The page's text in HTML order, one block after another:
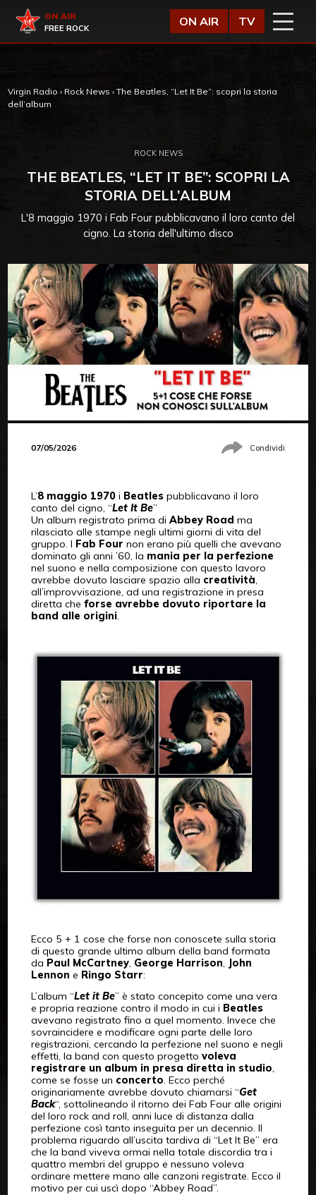
Virgin Radio
ON AIR
FREE ROCK
ON AIR TV
Virgin Radio › Rock News › The Beatles, “Let It Be”: scopri la storia
dell’album
ROCK NEWS
THE BEATLES, “LET IT BE”: SCOPRI LA
STORIA DELL’ALBUM
L'8 maggio 1970 i Fab Four pubblicavano il loro canto del
cigno. La storia dell'ultimo disco
07/05/2026 Condividi
L’8 maggio 1970i Beatlespubblicavano il loro
canto del cigno, “Let It Be”
Un album registrato prima di Abbey Road ma
rilasciato alle stampe negli ultimi giorni di vita del
gruppo. I Fab Four non erano più quelli che avevano
dominato gli anni ’60, la mania per la perfezione
nel suono e nella composizione con questo lavoro
avrebbe dovuto lasciare spazio alla creatività,
all’improvvisazione, ad una registrazione in presa
diretta che forse avrebbe dovuto riportare la
band alle origini.
Ecco 5 + 1 cose che forse non conoscete sulla storia
di questo grande ultimo album della band formata
da Paul McCartney, George Harrison, John
Lennon e Ringo Starr:
L’album “Let it Be” è stato concepito come una vera
e propria reazione contro il modo in cui i Beatles
avevano registrato fino a quel momento. Invece che
sovraincidere e modificare ogni parte delle loro
registrazioni, cercando la perfezione nel suono e negli
effetti, la band con questo progetto voleva
registrare un album in presa diretta in studio,
come se fosse un concerto. Ecco perché
originariamente avrebbe dovuto chiamarsi “Get
Back“, sottolineando il ritorno dei Fab Four alle origini
del loro rock and roll, anni luce di distanza dalla
perfezione così tanto inseguita per un decennio. Il
problema riguardo all’uscita tardiva di “Let It Be” era
che la band viveva ormai nella totale discordia tra i
quattro membri del gruppo e nessuno voleva
ordinare mettere mano alle canzoni registrate. Ecco il
motivo per cui uscì dopo “Abbey Road”.